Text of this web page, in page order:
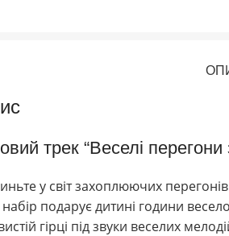
трек “Веселі
у світ захоплюючих
подарує дитині години
гірці під звуки веселих